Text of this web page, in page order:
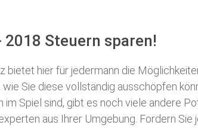
Steuern sparen!
hier für jedermann die
Sie diese vollständig ausschöpfen
Spiel sind, gibt es noch viele andere
aus Ihrer Umgebung. Fordern Sie